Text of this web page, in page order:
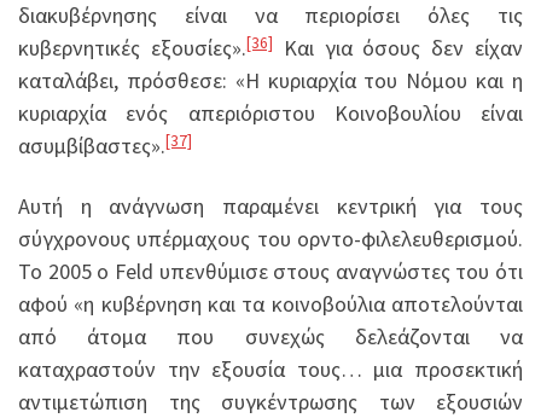
διακυβέρνησης είναι να περιορίσει όλες τις
κυβερνητικές εξουσίες».[36]
Και για όσους δεν είχαν
καταλάβει, πρόσθεσε: «Η κυριαρχία του Νόμου και η
κυριαρχία ενός απεριόριστου Κοινοβουλίου είναι
ασυμβίβαστες».[37]
Αυτή η ανάγνωση παραμένει κεντρική για τους
σύγχρονους υπέρμαχους του ορντο-φιλελευθερισμού.
Το 2005 ο Feld υπενθύμισε στους αναγνώστες του ότι
αφού «η κυβέρνηση και τα κοινοβούλια αποτελούνται
από άτομα που συνεχώς δελεάζονται να
καταχραστούν την εξουσία τους… μια προσεκτική
αντιμετώπιση της συγκέντρωσης των εξουσιών